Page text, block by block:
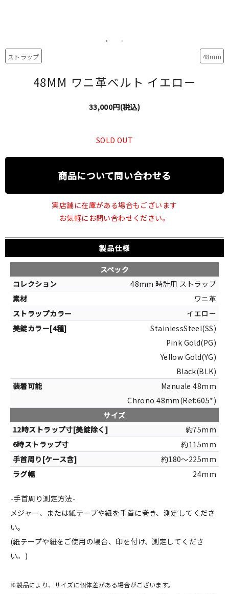
ストラップ 48mm
48MM ワニ革ベルト イエロー
33,000円(税込)
SOLD OUT
商品について問い合わせる
実店舗に在庫がある場合もございます
お気軽にお問い合わせください。
製品仕様
スペック
48mm 時計用 ストラップ
ワニ革
イエロー
StainlessSteel(SS)
Pink Gold(PG)
Yellow Gold(YG)
Black(BLK)
Manuale 48mm
Chrono 48mm(Ref:605*)
サイズ
約75mm
約115mm
約180～225mm
24mm
-手首周り測定方法-
メジャー、または紙テープや紐を手首に巻き、測定してくださ
い。
(紙テープや紐をご使用の場合、印を付け、測定してくださ
い。)
※製品により、サイズに個体差がある場合がございます。